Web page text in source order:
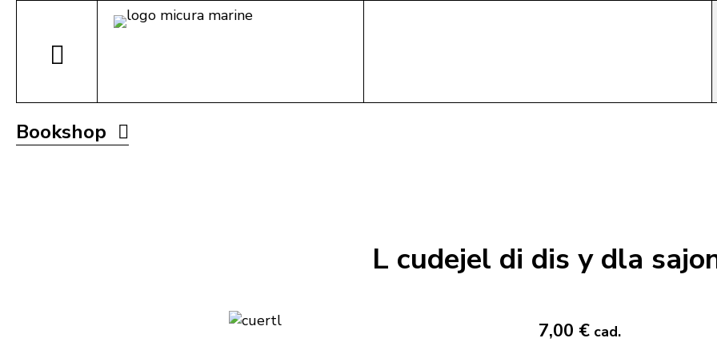
Bookshop
L cudejel di dis y dla
7,00 € cad.